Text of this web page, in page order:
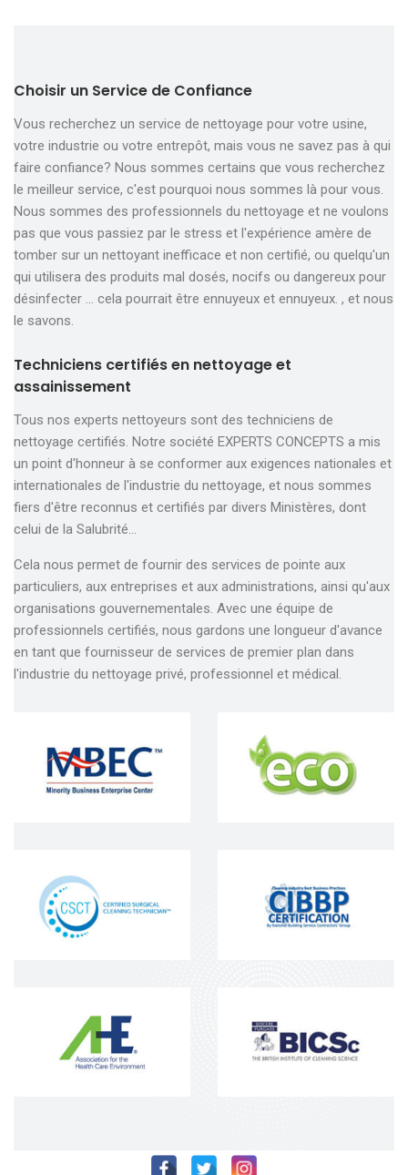
Choisir un Service de Confiance
Vous recherchez un service de nettoyage pour votre usine,
votre industrie ou votre entrepôt, mais vous ne savez pas à qui
faire confiance? Nous sommes certains que vous recherchez
le meilleur service, c'est pourquoi nous sommes là pour vous.
Nous sommes des professionnels du nettoyage et ne voulons
pas que vous passiez par le stress et l'expérience amère de
tomber sur un nettoyant inefficace et non certifié, ou quelqu'un
qui utilisera des produits mal dosés, nocifs ou dangereux pour
désinfecter ... cela pourrait être ennuyeux et ennuyeux. , et nous
le savons.
Techniciens certifiés en nettoyage et
assainissement
Tous nos experts nettoyeurs sont des techniciens de
nettoyage certifiés. Notre société EXPERTS CONCEPTS a mis
un point d'honneur à se conformer aux exigences nationales et
internationales de l'industrie du nettoyage, et nous sommes
fiers d'être reconnus et certifiés par divers Ministères, dont
celui de la Salubrité…
Cela nous permet de fournir des services de pointe aux
particuliers, aux entreprises et aux administrations, ainsi qu'aux
organisations gouvernementales. Avec une équipe de
professionnels certifiés, nous gardons une longueur d'avance
en tant que fournisseur de services de premier plan dans
l'industrie du nettoyage privé, professionnel et médical.